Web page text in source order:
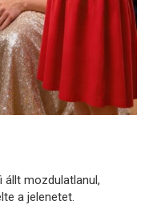
állt mozdulatlanul,
a jelenetet.